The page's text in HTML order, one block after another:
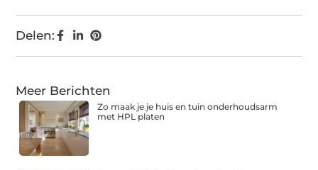
Delen:
Meer Berichten
Zo maak je je huis en tuin onderhoudsarm
met HPL platen